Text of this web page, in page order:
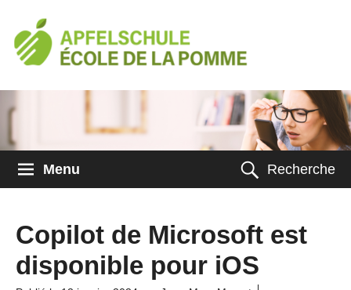
Menu Recherche
Copilot de Microsoft est
disponible pour iOS